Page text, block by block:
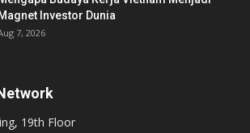
Magnet Investor Dunia
7, 2026
19th Floor